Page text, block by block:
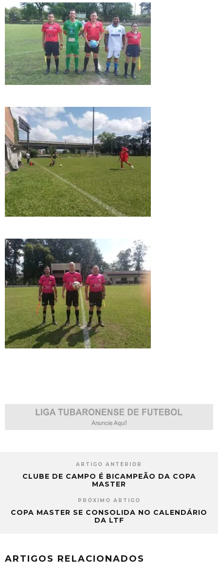
ARTIGO ANTERIOR
CLUBE DE CAMPO É BICAMPEÃO DA COPA
MASTER
PRÓXIMO ARTIGO
COPA MASTER SE CONSOLIDA NO CALENDÁRIO
DA LTF
ARTIGOS RELACIONADOS